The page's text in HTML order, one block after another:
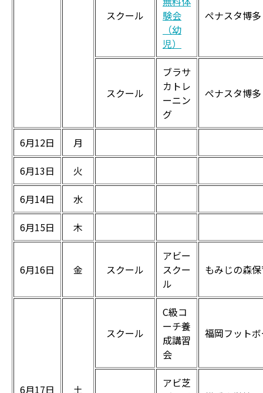
スクール
験会
（幼
児）
ぺナスタ博多
スクール
ブラサ
カトレ
ーニン
グ
ぺナスタ博多
6月12日
月
6月13日
火
6月14日
水
6月15日
木
6月16日 金 スクール
アビー
スクー
ル
もみじの森
6月17日 土
スクール
C級コ
ーチ養
成講習
会
福岡フット
アビ芝